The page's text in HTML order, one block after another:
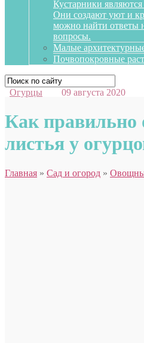
Кустарники
Они создают уют и
можно найти ответы
вопросы.
Малые
Почвопокровные
Огурцы 09 августа 2020
Как правильно
листья у
Главная » Сад и огород »